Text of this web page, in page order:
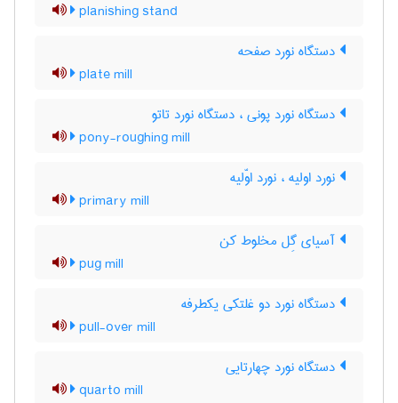
planishing stand
دستگاه نورد صفحه
plate mill
دستگاه نورد پونی ، دستگاه نورد تاتو
pony-roughing mill
نورد اولیه ، نورد اوّلیه
primary mill
آسیای گِل مخلوط کن
pug mill
دستگاه نورد دو غلتکی یکطرفه
pull-over mill
دستگاه نورد چهارتایی
quarto mill